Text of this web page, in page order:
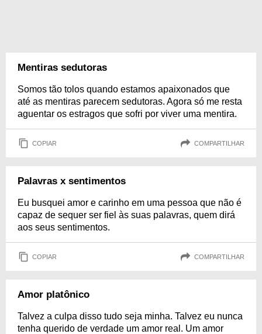
Mentiras sedutoras
Somos tão tolos quando estamos apaixonados que
até as mentiras parecem sedutoras. Agora só me resta
aguentar os estragos que sofri por viver uma mentira.
COPIAR COMPARTILHAR
Palavras x sentimentos
Eu busquei amor e carinho em uma pessoa que não é
capaz de sequer ser fiel às suas palavras, quem dirá
aos seus sentimentos.
COPIAR COMPARTILHAR
Amor platônico
Talvez a culpa disso tudo seja minha. Talvez eu nunca
tenha querido de verdade um amor real. Um amor